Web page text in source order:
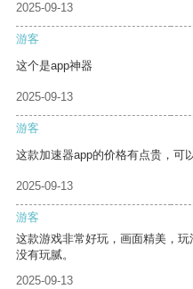
2025-09-13
游客
这个是app神器
2025-09-13
游客
这款加速器app的价格有点贵，可
2025-09-13
游客
这款游戏非常好玩，画面精美，
没有玩腻。
2025-09-13